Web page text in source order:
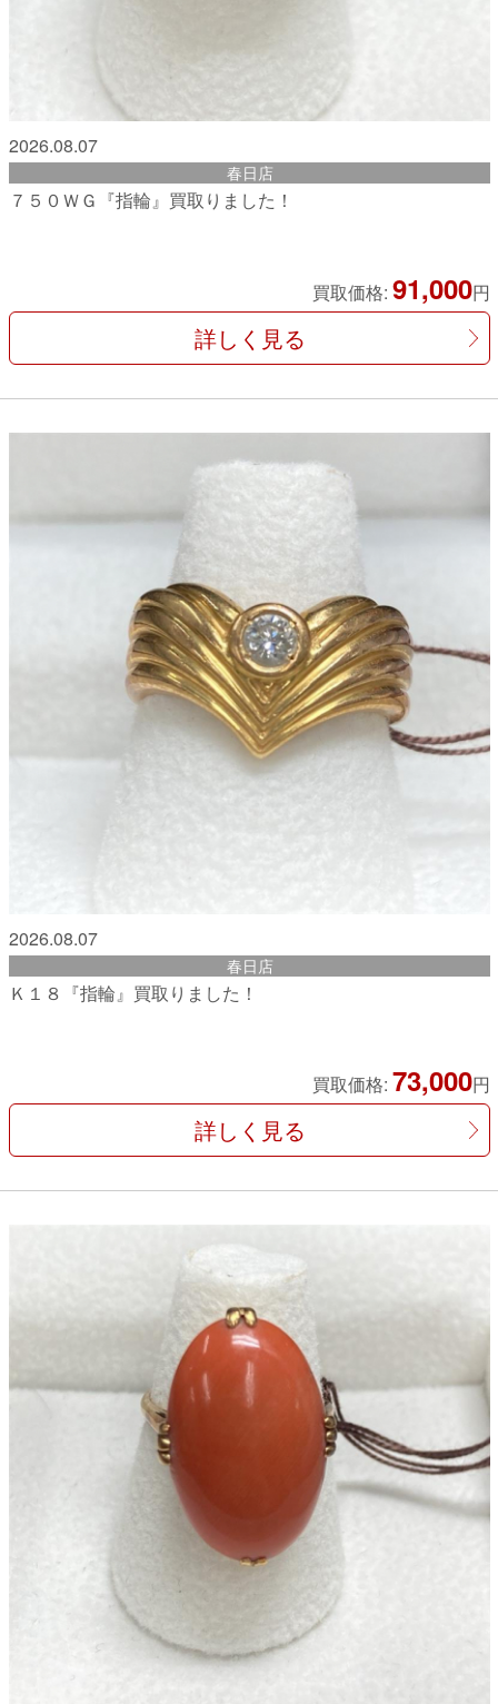
2026.08.07
春日店
７５０ＷＧ『指輪』買取りました！
買取価格: 91,000円
詳しく見る
2026.08.07
春日店
Ｋ１８『指輪』買取りました！
買取価格: 73,000円
詳しく見る